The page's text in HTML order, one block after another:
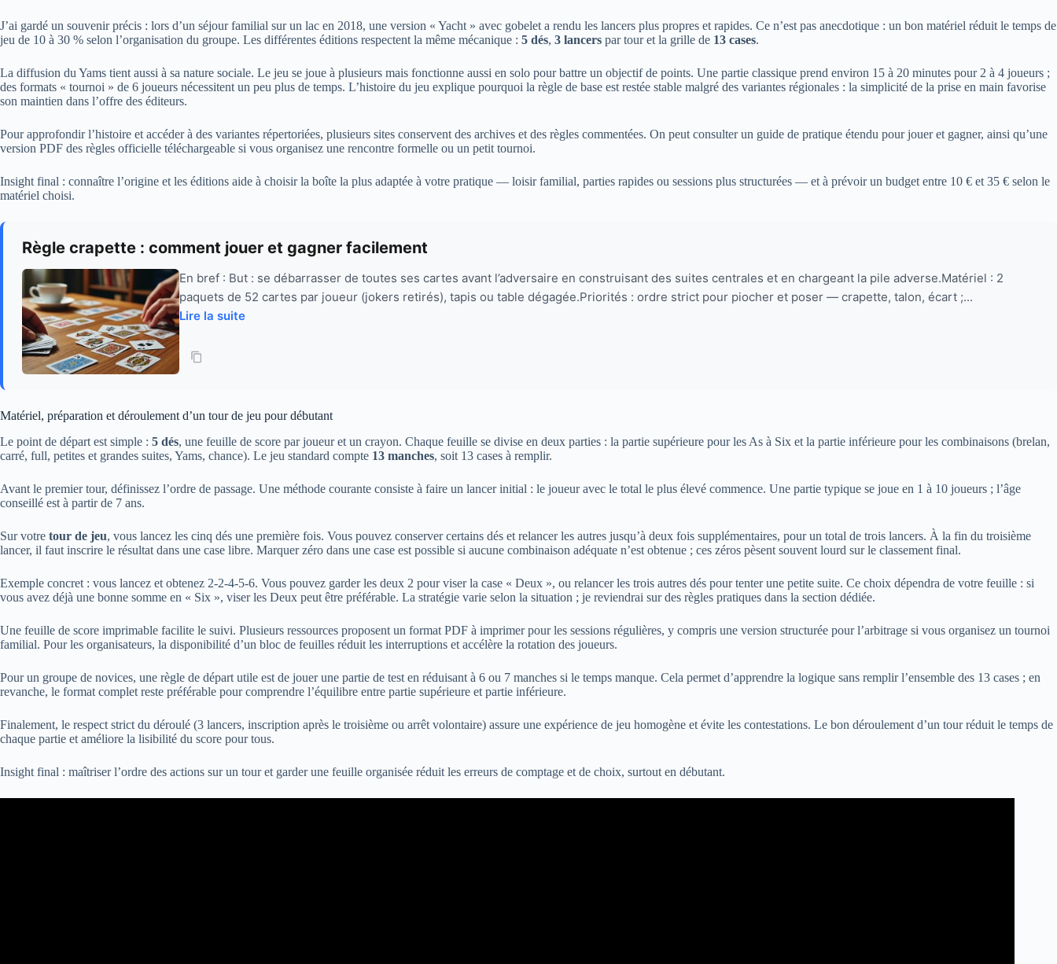
J’ai gardé un souvenir précis : lors d’un séjour familial sur un lac en 2018, une version « Yacht » avec gobelet a rendu les lancers plus propres et rapides. Ce n’est pas anecdotique : un bon matériel réduit le temps de
jeu de 10 à 30 % selon l’organisation du groupe. Les différentes éditions respectent la même mécanique : 5 dés, 3 lancers par tour et la grille de 13 cases.
La diffusion du Yams tient aussi à sa nature sociale. Le jeu se joue à plusieurs mais fonctionne aussi en solo pour battre un objectif de points. Une partie classique prend environ 15 à 20 minutes pour 2 à 4 joueurs ;
des formats « tournoi » de 6 joueurs nécessitent un peu plus de temps. L’histoire du jeu explique pourquoi la règle de base est restée stable malgré des variantes régionales : la simplicité de la prise en main favorise
son maintien dans l’offre des éditeurs.
Pour approfondir l’histoire et accéder à des variantes répertoriées, plusieurs sites conservent des archives et des règles commentées. On peut consulter un guide de pratique étendu pour jouer et gagner, ainsi qu’une
version PDF des règles officielle téléchargeable si vous organisez une rencontre formelle ou un petit tournoi.
Insight final : connaître l’origine et les éditions aide à choisir la boîte la plus adaptée à votre pratique — loisir familial, parties rapides ou sessions plus structurées — et à prévoir un budget entre 10 € et 35 € selon le
matériel choisi.
Règle crapette : comment jouer et gagner facilement
En bref : But : se débarrasser de toutes ses cartes avant l’adversaire en construisant des suites centrales et en chargeant la pile adverse.Matériel : 2
paquets de 52 cartes par joueur (jokers retirés), tapis ou table dégagée.Priorités : ordre strict pour piocher et poser — crapette, talon, écart ;...
Lire la suite
Matériel, préparation et déroulement d’un tour de jeu pour débutant
Le point de départ est simple : 5 dés, une feuille de score par joueur et un crayon. Chaque feuille se divise en deux parties : la partie supérieure pour les As à Six et la partie inférieure pour les combinaisons (brelan,
carré, full, petites et grandes suites, Yams, chance). Le jeu standard compte 13 manches, soit 13 cases à remplir.
Avant le premier tour, définissez l’ordre de passage. Une méthode courante consiste à faire un lancer initial : le joueur avec le total le plus élevé commence. Une partie typique se joue en 1 à 10 joueurs ; l’âge
conseillé est à partir de 7 ans.
Sur votre tour de jeu, vous lancez les cinq dés une première fois. Vous pouvez conserver certains dés et relancer les autres jusqu’à deux fois supplémentaires, pour un total de trois lancers. À la fin du troisième
lancer, il faut inscrire le résultat dans une case libre. Marquer zéro dans une case est possible si aucune combinaison adéquate n’est obtenue ; ces zéros pèsent souvent lourd sur le classement final.
Exemple concret : vous lancez et obtenez 2-2-4-5-6. Vous pouvez garder les deux 2 pour viser la case « Deux », ou relancer les trois autres dés pour tenter une petite suite. Ce choix dépendra de votre feuille : si
vous avez déjà une bonne somme en « Six », viser les Deux peut être préférable. La stratégie varie selon la situation ; je reviendrai sur des règles pratiques dans la section dédiée.
Une feuille de score imprimable facilite le suivi. Plusieurs ressources proposent un format PDF à imprimer pour les sessions régulières, y compris une version structurée pour l’arbitrage si vous organisez un tournoi
familial. Pour les organisateurs, la disponibilité d’un bloc de feuilles réduit les interruptions et accélère la rotation des joueurs.
Pour un groupe de novices, une règle de départ utile est de jouer une partie de test en réduisant à 6 ou 7 manches si le temps manque. Cela permet d’apprendre la logique sans remplir l’ensemble des 13 cases ; en
revanche, le format complet reste préférable pour comprendre l’équilibre entre partie supérieure et partie inférieure.
Finalement, le respect strict du déroulé (3 lancers, inscription après le troisième ou arrêt volontaire) assure une expérience de jeu homogène et évite les contestations. Le bon déroulement d’un tour réduit le temps de
chaque partie et améliore la lisibilité du score pour tous.
Insight final : maîtriser l’ordre des actions sur un tour et garder une feuille organisée réduit les erreurs de comptage et de choix, surtout en débutant.